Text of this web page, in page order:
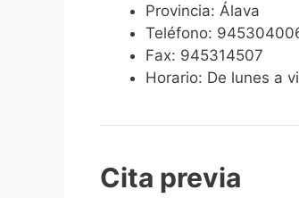
Provincia: Álava
Teléfono:
Fax: 945314507
Horario: De lunes a
Cita previa